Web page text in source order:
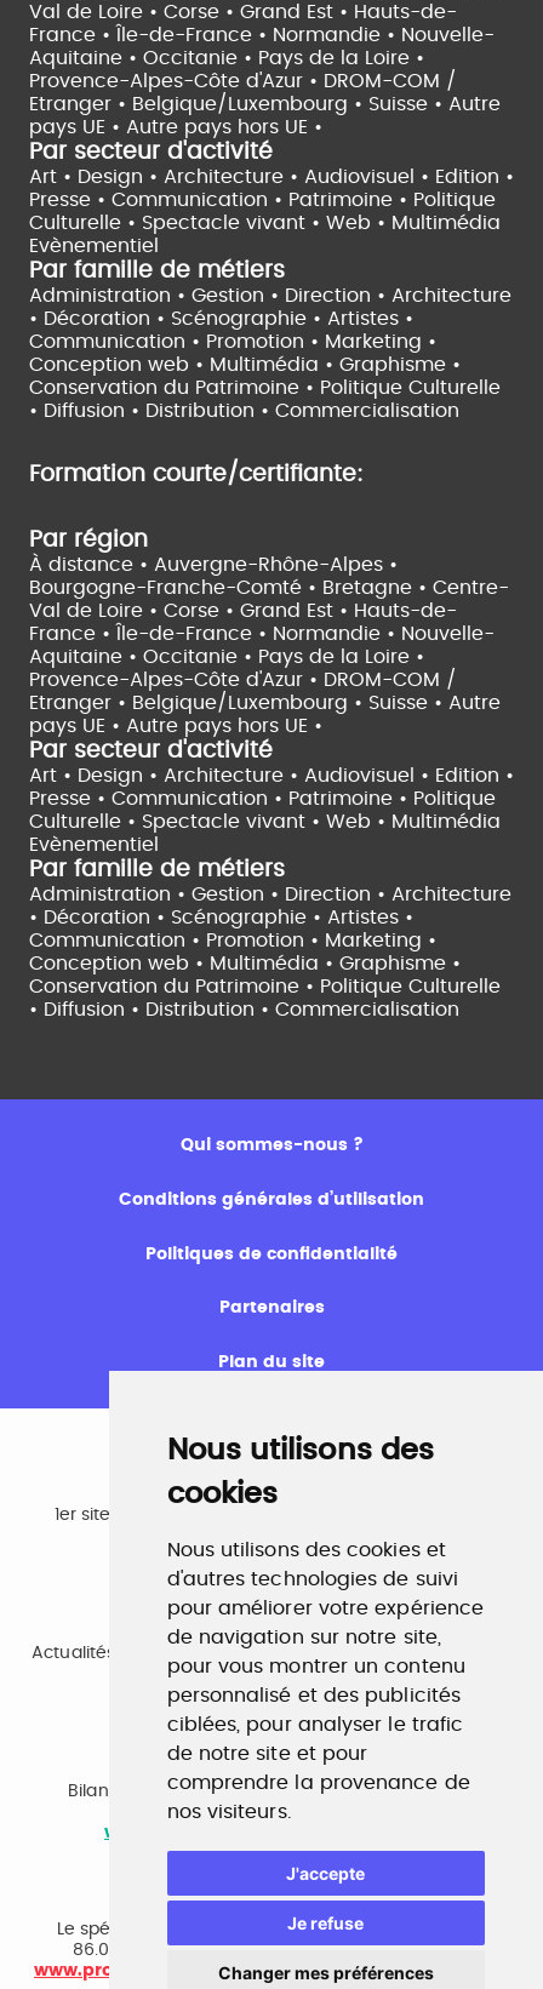
Nous utilisons des
cookies
Nous utilisons des cookies et
d'autres technologies de suivi
pour améliorer votre expérience
de navigation sur notre site,
pour vous montrer un contenu
personnalisé et des publicités
ciblées, pour analyser le trafic
de notre site et pour
comprendre la provenance de
nos visiteurs.
J'accepte
Je refuse
Changer mes préférences
Val de Loire • Corse • Grand Est • Hauts-de-
France •
Île-de-France • Normandie • Nouvelle-
Aquitaine • Occitanie • Pays de la Loire •
Provence-Alpes-Côte d'Azur • DROM-COM /
Etranger • Belgique/Luxembourg • Suisse • Autre
pays UE • Autre pays hors UE •
Par secteur d'activité
Art • Design • Architecture • Audiovisuel • Edition •
Presse • Communication • Patrimoine • Politique
Culturelle • Spectacle vivant • Web • Multimédia
Evènementiel
Par famille de métiers
Administration • Gestion • Direction • Architecture
• Décoration • Scénographie • Artistes •
Communication • Promotion • Marketing •
Conception web • Multimédia • Graphisme •
Conservation du Patrimoine • Politique Culturelle
• Diffusion • Distribution • Commercialisation
Formation courte/certifiante:
Par région
À distance • Auvergne-Rhône-Alpes •
Bourgogne-Franche-Comté • Bretagne • Centre-
Val de Loire • Corse • Grand Est • Hauts-de-
France •
Île-de-France • Normandie • Nouvelle-
Aquitaine • Occitanie • Pays de la Loire •
Provence-Alpes-Côte d'Azur • DROM-COM /
Etranger • Belgique/Luxembourg • Suisse • Autre
pays UE • Autre pays hors UE •
Par secteur d'activité
Art • Design • Architecture • Audiovisuel • Edition •
Presse • Communication • Patrimoine • Politique
Culturelle • Spectacle vivant • Web • Multimédia
Evènementiel
Par famille de métiers
Administration • Gestion • Direction • Architecture
• Décoration • Scénographie • Artistes •
Communication • Promotion • Marketing •
Conception web • Multimédia • Graphisme •
Conservation du Patrimoine • Politique Culturelle
• Diffusion • Distribution • Commercialisation
Qui sommes-nous ?
Conditions générales d’utilisation
Politiques de confidentialité
Partenaires
Plan du site
Emploi
1er site emploi du secteur culturel 784.000 visites et
www.profilculture.com
Formation
Actualités, guide et annuaire des formations aux métiers
de la culture.
www.profilculture-formation.com
Accompagnement professionnel
Bilan de compétences, coaching, techniques de
recherche d'emploi, entretien conseil.
www.profilculture-competences.com
Le spécialiste du secteur culturel, une cvthèque de
86.000 CV et réseau unique de professionnels.
www.profilculture-conseil.com/cabinet-recrutement